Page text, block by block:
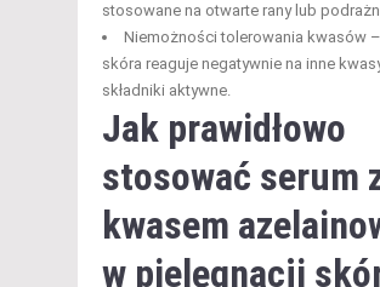
stosowane na otwarte rany lub
Niemożności tolerowania kwasów
skóra reaguje negatywnie na inne
składniki aktywne.
Jak prawidłowo
stosować serum
kwasem
w pielęgnacji